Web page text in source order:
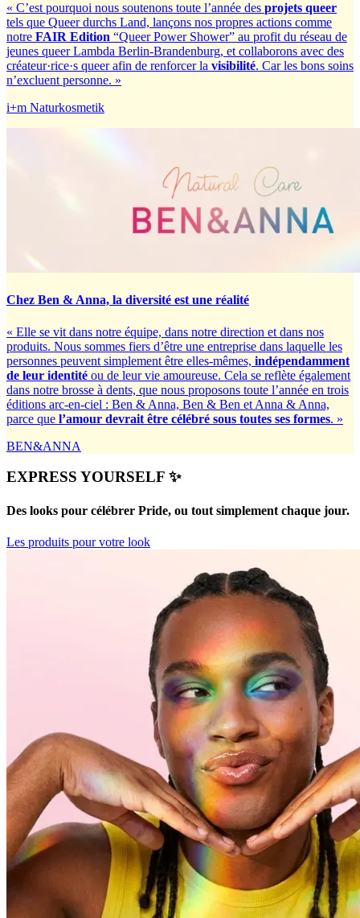
« C’est pourquoi nous soutenons toute l’année des projets queer
tels que Queer durchs Land, lançons nos propres actions comme
notre FAIR Edition “Queer Power Shower” au profit du réseau de
jeunes queer Lambda Berlin-Brandenburg, et collaborons avec des
créateur·rice·s queer afin de renforcer la visibilité. Car les bons soins
n’excluent personne. »
i+m Naturkosmetik
Chez Ben & Anna, la diversité est une réalité
« Elle se vit dans notre équipe, dans notre direction et dans nos
produits. Nous sommes fiers d’être une entreprise dans laquelle les
personnes peuvent simplement être elles-mêmes, indépendamment
de leur identité ou de leur vie amoureuse. Cela se reflète également
dans notre brosse à dents, que nous proposons toute l’année en trois
éditions arc-en-ciel : Ben & Anna, Ben & Ben et Anna & Anna,
parce que l’amour devrait être célébré sous toutes ses formes. »
BEN&ANNA
EXPRESS YOURSELF ✨
Des looks pour célébrer Pride, ou tout simplement chaque jour.
Les produits pour votre look